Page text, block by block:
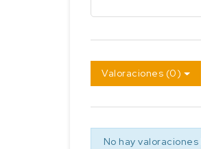
Valoraciones (0)
No hay valoraciones